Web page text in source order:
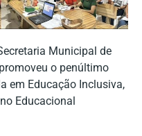
Municipal de
o penúltimo
em Educação Inclusiva,
Educacional